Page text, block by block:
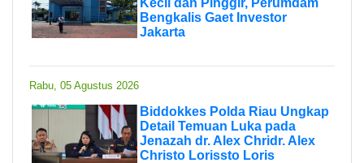
Bengkalis Gaet Investor
Jakarta
Rabu, 05 Agustus 2026
Biddokkes Polda Riau Ungkap
Detail Temuan Luka pada
Jenazah dr. Alex Chridr. Alex
Christo Lorissto Loris